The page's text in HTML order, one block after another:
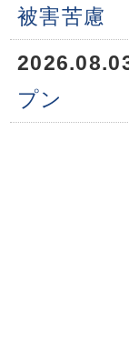
被害苦慮
プン